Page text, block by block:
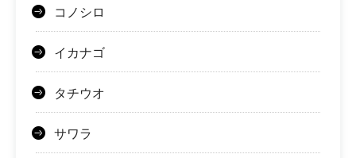
コノシロ
イカナゴ
タチウオ
サワラ